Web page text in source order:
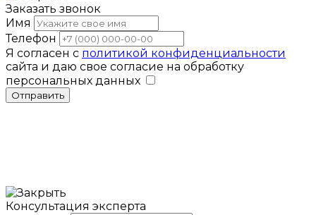
Заказать звонок
Имя
Телефон
Я согласен с политикой конфиденциальности
сайта и даю свое согласие на обработку
персональных данных
Отправить
Консультация эксперта